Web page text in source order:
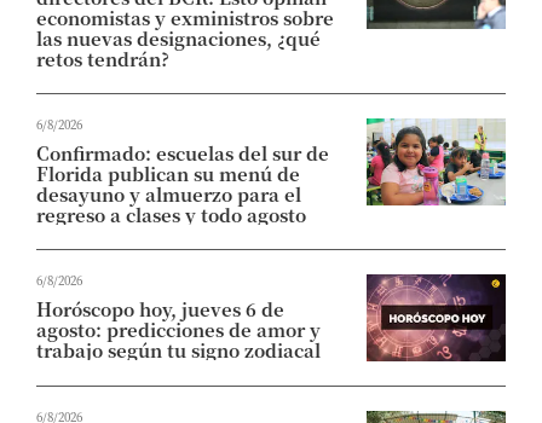
economistas y exministros sobre
las nuevas designaciones, ¿qué
retos tendrán?
6/8/2026
Confirmado: escuelas del sur de
Florida publican su menú de
desayuno y almuerzo para el
regreso a clases y todo agosto
6/8/2026
Horóscopo hoy, jueves 6 de
agosto: predicciones de amor y
trabajo según tu signo zodiacal
6/8/2026